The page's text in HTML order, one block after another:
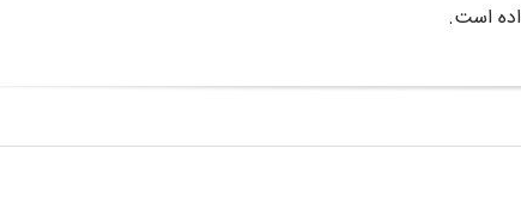
است.